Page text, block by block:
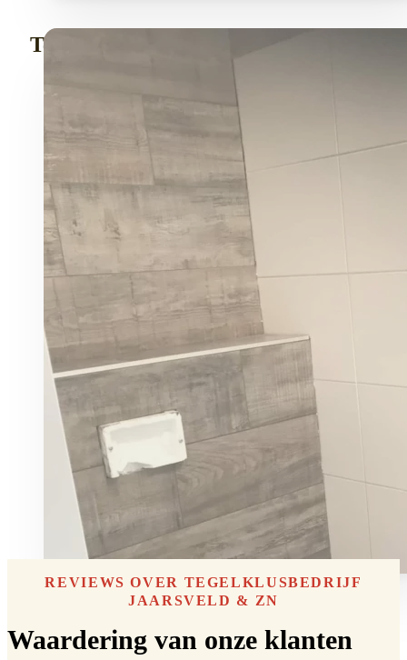
Tegelwerk vloer op zolder
badkamer
REVIEWS OVER TEGELKLUSBEDRIJF
JAARSVELD & ZN
Waardering van onze klanten